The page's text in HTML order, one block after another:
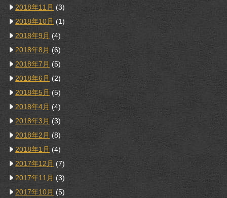
2018年11月 (3)
2018年10月 (1)
2018年9月 (4)
2018年8月 (6)
2018年7月 (5)
2018年6月 (2)
2018年5月 (5)
2018年4月 (4)
2018年3月 (3)
2018年2月 (8)
2018年1月 (4)
2017年12月 (7)
2017年11月 (3)
2017年10月 (5)